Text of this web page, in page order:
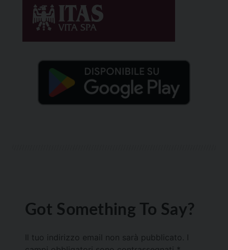
Got Something To Say?
Il tuo indirizzo email non sarà pubblicato.